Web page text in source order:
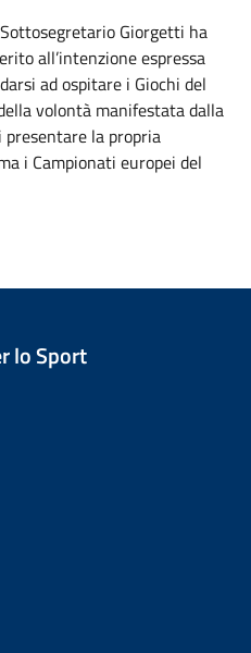
Giorgetti ha
all’intenzione espressa
ad ospitare i Giochi del
volontà manifestata dalla
presentare la propria
i Campionati europei del
lo Sport